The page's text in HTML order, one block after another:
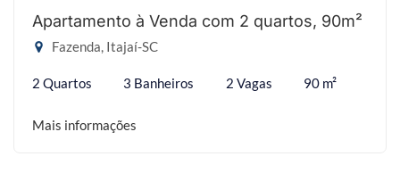
Apartamento à Venda com 2 quartos, 90m²
Fazenda, Itajaí-SC
2 Quartos 3 Banheiros 2 Vagas 90 m²
Mais informações